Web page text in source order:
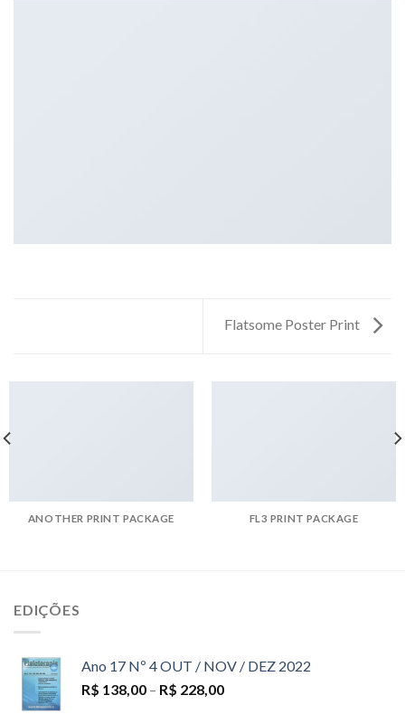
Flatsome Poster Print
ANOTHER PRINT PACKAGE FL3 PRINT PACKAGE
EDIÇÕES
Ano 17 Nº 4 OUT / NOV / DEZ 2022
R$ 138,00 – R$ 228,00